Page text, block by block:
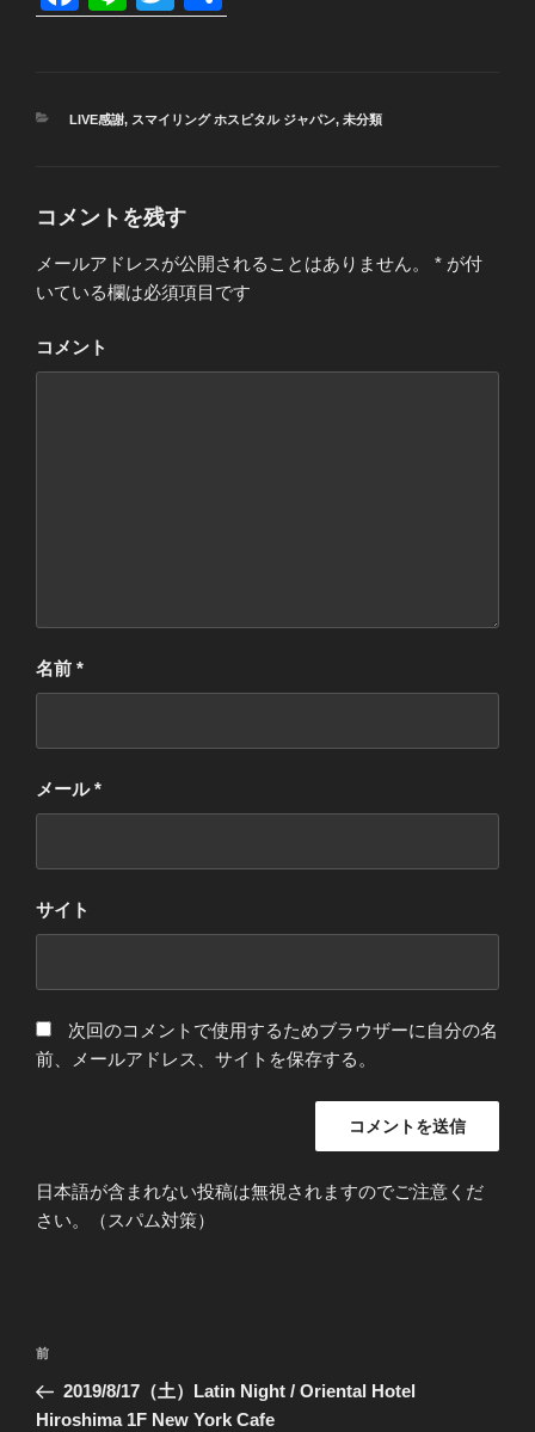
a
e
o
k
n
wi
er
有
カ
LIVE感謝, スマイリング ホスピタル ジャパン, 未分類
コメントを残す
メールアドレスが公開されることはありません。 * が付
いている欄は必須項目です
コメント
名前 *
メール*
サイト
次回のコメントで使用するためブラウザーに自分の名
前、メールアドレス、サイトを保存する。
日本語が含まれない投稿は無視されますのでご注意くだ
さい。（スパム対策）
投
ナ
過
去
の
前
2019/8/17（土）Latin Night / Oriental Hotel
Hiroshima 1F New York Cafe